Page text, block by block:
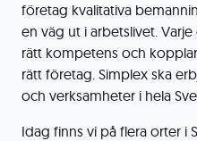
företag kvalitativa
en väg ut i arbetslivet.
rätt kompetens och
rätt företag. Simplex ska
och verksamheter i hela
Idag finns vi på flera orter i